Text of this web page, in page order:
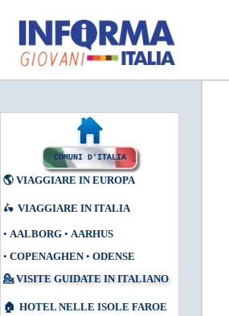
COMUNI D'ITALIA
🌎 VIAGGIARE IN EUROPA
🛵 VIAGGIARE IN ITALIA
• AALBORG • AARHUS
• COPENAGHEN • ODENSE
💁 VISITE GUIDATE IN ITALIANO
🏠 HOTEL NELLE ISOLE FAROE